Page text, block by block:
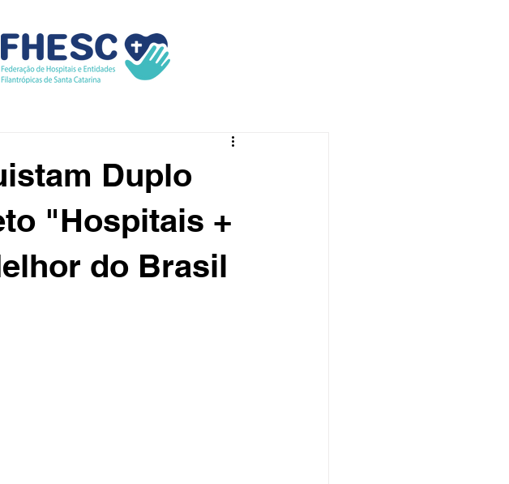
Duplo
"Hospitais +
do Brasil